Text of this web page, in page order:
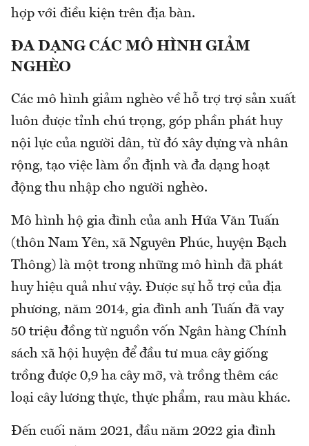
hợp với điều kiện trên địa bàn.
ĐA DẠNG CÁC MÔ HÌNH GIẢM
NGHÈO
Các mô hình giảm nghèo về hỗ trợ trợ sản xuất
luôn được tỉnh chú trọng, góp phần phát huy
nội lực của người dân, từ đó xây dựng và nhân
rộng, tạo việc làm ổn định và đa dạng hoạt
động thu nhập cho người nghèo.
Mô hình hộ gia đình của anh Hứa Văn Tuấn
(thôn Nam Yên, xã Nguyên Phúc, huyện Bạch
Thông) là một trong những mô hình đã phát
huy hiệu quả như vậy. Được sự hỗ trợ của địa
phương, năm 2014, gia đình anh Tuấn đã vay
50 triệu đồng từ nguồn vốn Ngân hàng Chính
sách xã hội huyện để đầu tư mua cây giống
trồng được 0,9 ha cây mỡ, và trồng thêm các
loại cây lương thực, thực phẩm, rau màu khác.
Đến cuối năm 2021, đầu năm 2022 gia đình